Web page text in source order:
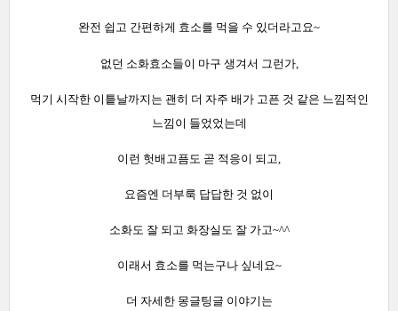
완전 쉽고 간편하게 효소를 먹을 수 있더라고요~
없던 소화효소들이 마구 생겨서 그런가,
먹기 시작한 이틑날까지는 괜히 더 자주 배가 고픈 것 같은 느낌적인
느낌이 들었었는데
이런 헛배고픔도 곧 적응이 되고,
요즘엔 더부룩 답답한 것 없이
소화도 잘 되고 화장실도 잘 가고~^^
이래서 효소를 먹는구나 싶네요~
더 자세한 몽글팅글 이야기는